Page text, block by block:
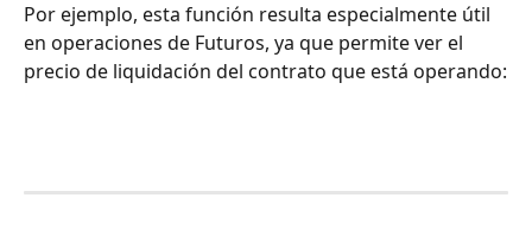
Por ejemplo, esta función resulta especialmente útil
en operaciones de Futuros, ya que permite ver el
precio de liquidación del contrato que está operando: